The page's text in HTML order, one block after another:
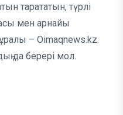
тарататын, түрлі
мен арнайы
– Oimaqnews.kz.
да берері мол.